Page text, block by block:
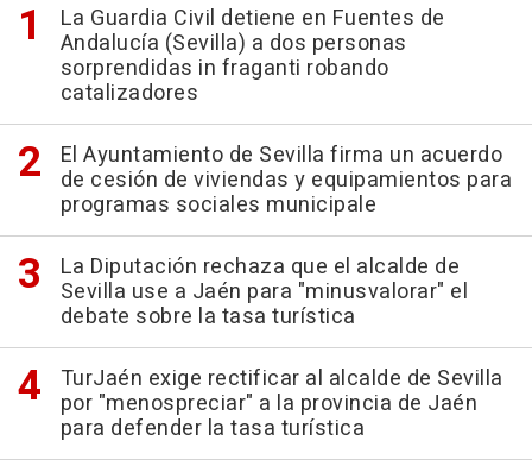
La Guardia Civil detiene en Fuentes de
Andalucía (Sevilla) a dos personas
sorprendidas in fraganti robando
catalizadores
El Ayuntamiento de Sevilla firma un acuerdo
de cesión de viviendas y equipamientos para
programas sociales municipale
La Diputación rechaza que el alcalde de
Sevilla use a Jaén para "minusvalorar" el
debate sobre la tasa turística
TurJaén exige rectificar al alcalde de Sevilla
por "menospreciar" a la provincia de Jaén
para defender la tasa turística